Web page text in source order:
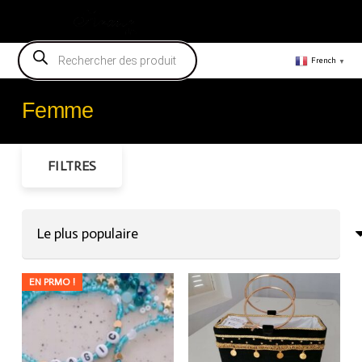
Recherche
de
produits
French ▼
Femme
EN PRMO !
FILTRES